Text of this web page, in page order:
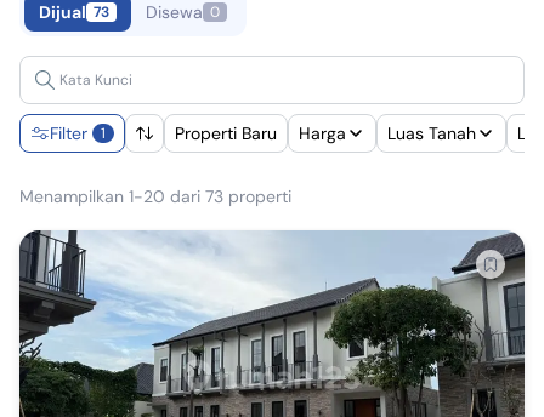
Dijual 73 Disewa 0
Filter 1 Properti Baru Harga Luas Tanah
Menampilkan 1-20 dari 73 properti